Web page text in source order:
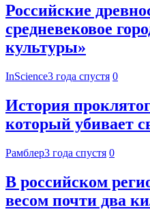
Российские
средневековое
культуры»
InScience3 года спустя 0
История
который убивает
Рамблер3 года спустя 0
В российском
весом почти два